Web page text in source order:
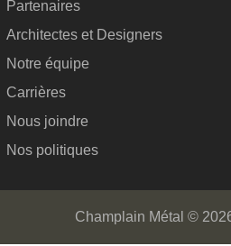
Partenaires
Architectes et Designers
Notre équipe
Carrières
Nous joindre
Nos politiques
Champlain Métal ©